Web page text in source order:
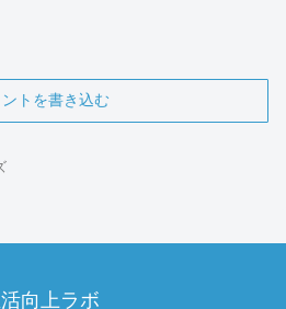
ントを書き込む
向上ラボ